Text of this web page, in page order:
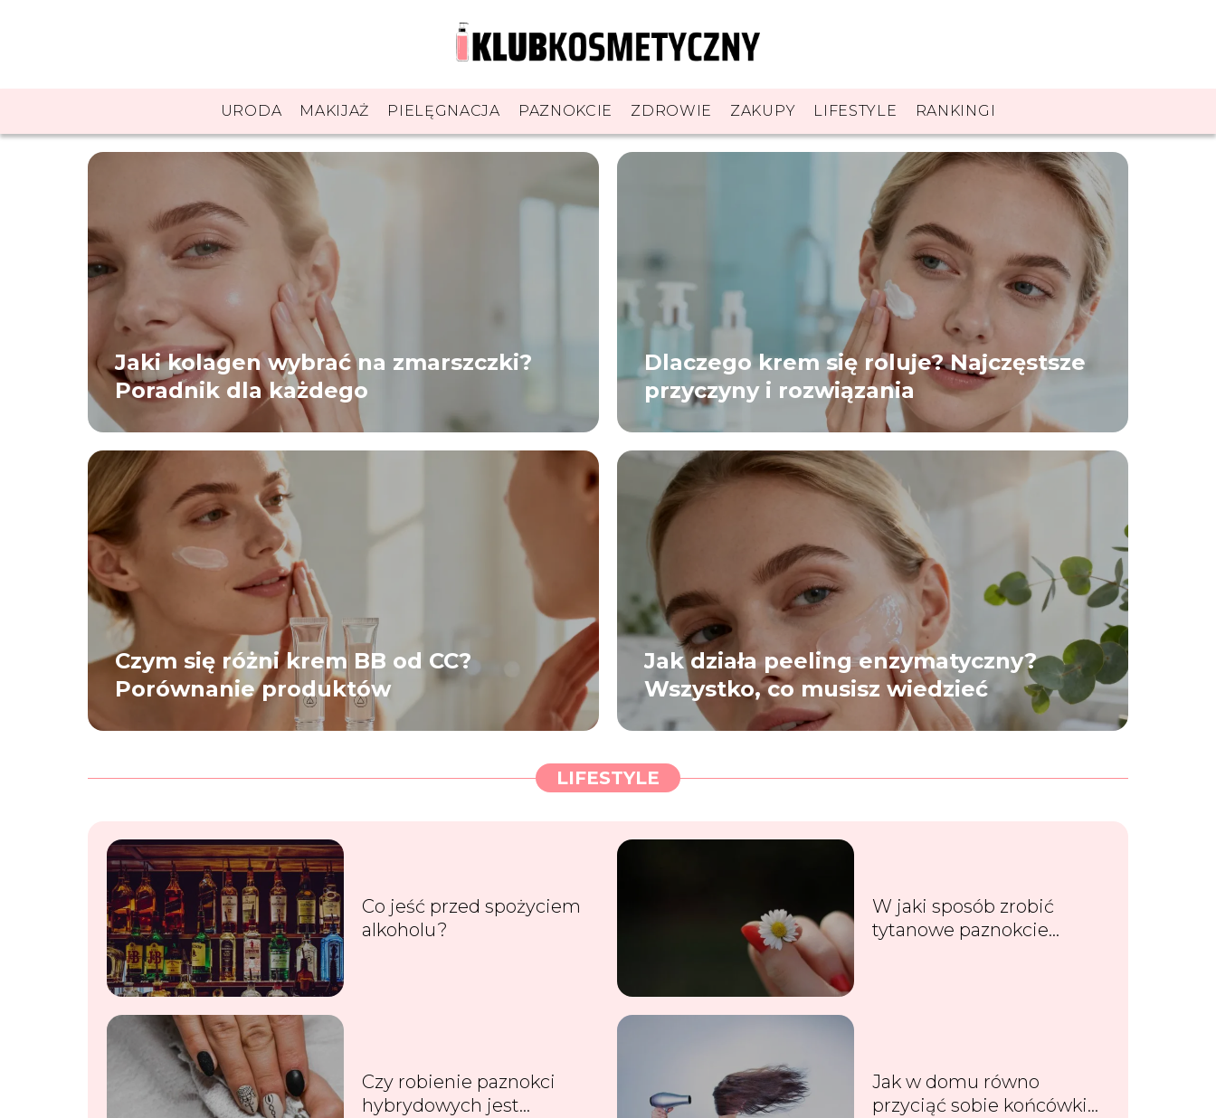
URODA MAKIJAŻ PIELĘGNACJA PAZNOKCIE ZDROWIE ZAKUPY LIFESTYLE RANKINGI
Jaki kolagen wybrać na zmarszczki?
Poradnik dla każdego
Dlaczego krem się roluje? Najczęstsze
przyczyny i rozwiązania
Czym się różni krem BB od CC?
Porównanie produktów
Jak działa peeling enzymatyczny?
Wszystko, co musisz wiedzieć
LIFESTYLE
Co jeść przed spożyciem
alkoholu?
W jaki sposób zrobić
tytanowe paznokcie
Czy robienie paznokci
hybrydowych jest
Jak w domu równo
przyciąć sobie końcówki